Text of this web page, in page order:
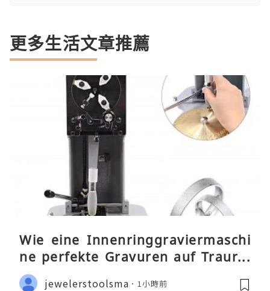
更多生活文章推薦
Wie eine Innenringgraviermaschi
ne perfekte Gravuren auf Traurin
gen ermöglicht
jewelerstoolsma 1小時前